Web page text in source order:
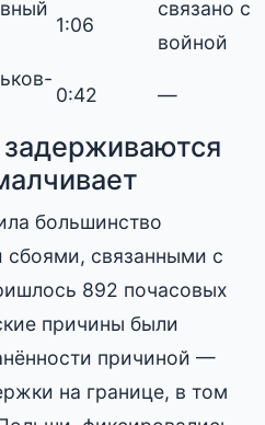
1:06
связано с
войной
0:42 —
большинство
сбоями, связанными с
892 почасовых
причины были
причиной —
на границе, в том